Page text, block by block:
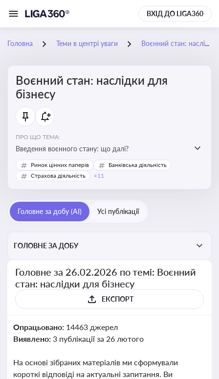
ВХІД ДО LIGA360
Головна Теми в центрі уваги Воєнний стан: наслідки для бізнесу
Воєнний стан: наслідки для
бізнесу
ПРО ЩО ТЕМА:
Введення воєнного стану: що далі?
Ринок цінних паперів
Банківська діяльність
Страхова діяльність
+11
Головне за добу (AI) Усі публікації
ГОЛОВНЕ ЗА ДОБУ
Головне за 26.02.2026 по темі: Воєнний
стан: наслідки для бізнесу
ЕКСПОРТ
Опрацьовано: 14463 джерел
Виявлено: 3 публікації за 26 лютого
На основі зібраних матеріалів ми сформували
короткі відповіді на актуальні запитання. Ви